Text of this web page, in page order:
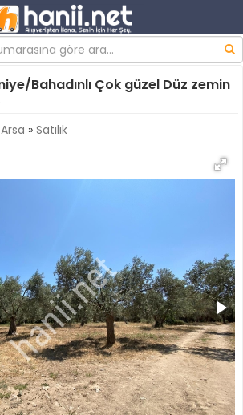
Bahadınlı Çok güzel Düz zemin
Arsa » Satılık